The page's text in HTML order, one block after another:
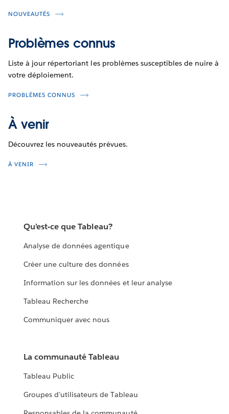
NOUVEAUTÉS
Problèmes connus
Liste à jour répertoriant les problèmes susceptibles de nuire à
votre déploiement.
PROBLÈMES CONNUS
À venir
Découvrez les nouveautés prévues.
À VENIR
Qu’est-ce que Tableau?
Analyse de données agentique
Créer une culture des données
Information sur les données et leur analyse
Tableau Recherche
Communiquer avec nous
La communauté Tableau
Tableau Public
Groupes d’utilisateurs de Tableau